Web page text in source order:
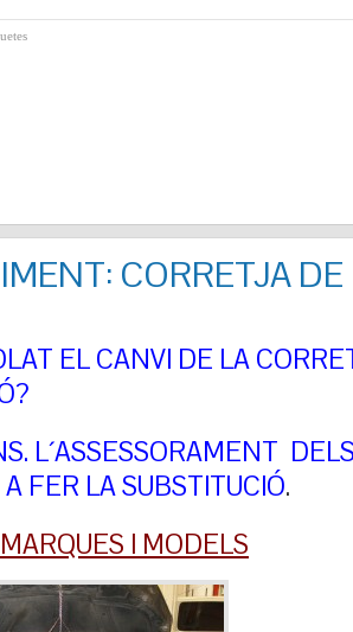
CORRETJA
EL CANVI DE LA
L´ASSESSORAMENT
FER LA SUBSTITUCIÓ.
I MODELS